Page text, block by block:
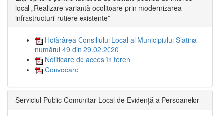
local „Realizare variantă ocolitoare prin modernizarea
infrastructurii rutiere existente”
Hotărârea Consiliului Local al Municipiului Slatina
numărul 49 din 29.02.2020
Notificare de acces în teren
Convocare
Serviciul Public Comunitar Local de Evidență a Persoanelor